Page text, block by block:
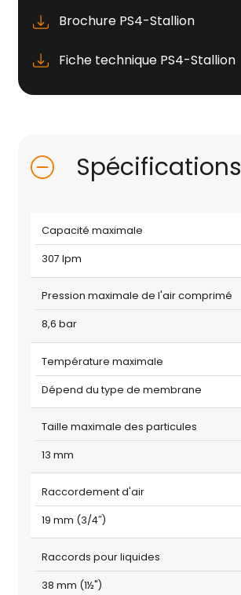
Brochure PS4-Stallion
Fiche technique PS4-Stallion
Spécifications
Capacité maximale
307 lpm
Pression maximale de l'air comprimé
8,6 bar
Température maximale
Dépend du type de membrane
Taille maximale des particules
13 mm
Raccordement d'air
19 mm (3/4″)
Raccords pour liquides
38 mm (1½")